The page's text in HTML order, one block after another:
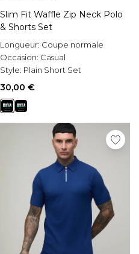
Slim Fit Waffle Zip Neck Polo
& Shorts Set
Longueur: Coupe normale
Occasion: Casual
Style: Plain Short Set
30,00 €